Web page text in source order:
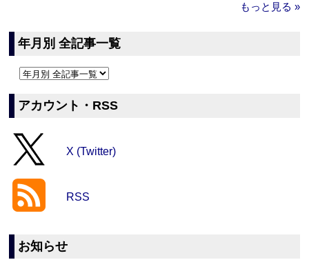
もっと見る »
年月別 全記事一覧
アカウント・RSS
X (Twitter)
RSS
お知らせ